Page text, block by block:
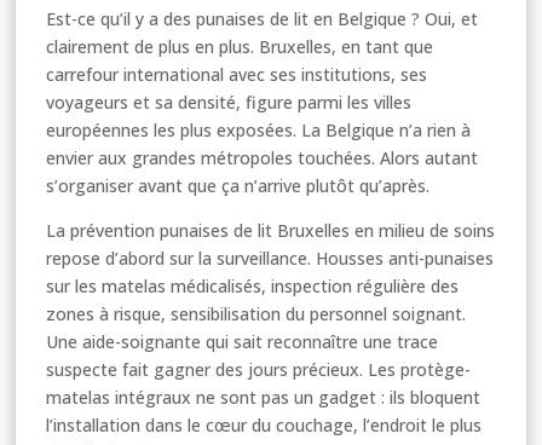
Est-ce qu’il y a des punaises de lit en Belgique ? Oui, et
clairement de plus en plus. Bruxelles, en tant que
carrefour international avec ses institutions, ses
voyageurs et sa densité, figure parmi les villes
européennes les plus exposées. La Belgique n’a rien à
envier aux grandes métropoles touchées. Alors autant
s’organiser avant que ça n’arrive plutôt qu’après.
La prévention punaises de lit Bruxelles en milieu de soins
repose d’abord sur la surveillance. Housses anti-punaises
sur les matelas médicalisés, inspection régulière des
zones à risque, sensibilisation du personnel soignant.
Une aide-soignante qui sait reconnaître une trace
suspecte fait gagner des jours précieux. Les protège-
matelas intégraux ne sont pas un gadget : ils bloquent
l’installation dans le cœur du couchage, l’endroit le plus